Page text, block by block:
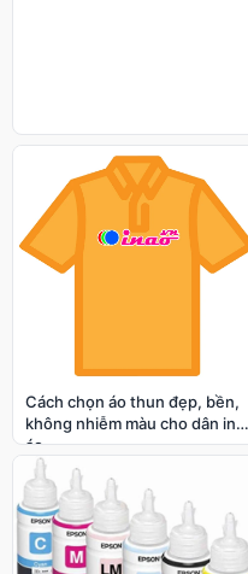
Cách chọn áo thun đẹp, bền,
không nhiễm màu cho dân in
áo